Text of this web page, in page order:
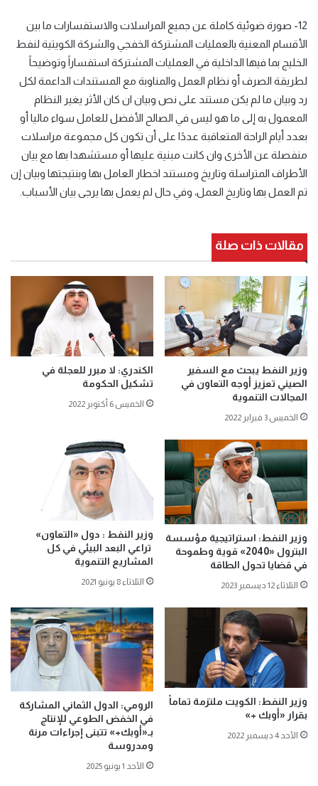
12- صورة ضوئية كاملة عن جميع المراسلات والاستفسارات ما بين
الأقسام المعنية بالعمليات المشتركة الخفجي والشركة الكويتية لنفط
الخليج بما فيها الداخلية في العمليات المشتركة استفساراً وتوضيحاً
لطريقة الصرف أو نظام العمل والمناوبة مع المستندات الداعمة لكل
رد وبيان ما لم يكن مستند على نص وبيان ان كان الأثر يغير النظام
المعمول به إلى ما هو ليس في الصالح الأفضل للعامل سواء ماليا أو
بعدد أيام الراحة المتعاقبة عددًا على أن تكون كل مجموعة مراسلات
منفصلة عن الأخرى وان كانت مبنية عليها أو مستشهدا بها مع بيان
الأطراف المتراسلة وتاريخ ومستند اخطار العامل بها وبنتيجتها وبيان إن
تم العمل بها وتاريخ العمل، وفي حال لم يعمل بها يرجى بيان الأسباب.
مقالات ذات صلة
وزير النفط يبحث مع السفير
الصيني تعزيز أوجه التعاون في
المجالات التنموية
الخميس 3 فبراير 2022
الكندري: لا مبرر للعجلة في
تشكيل الحكومة
الخميس 6 أكتوبر 2022
وزير النفط: استراتيجية مؤسسة
البترول «2040» قوية وطموحة
في قضايا تحول الطاقة
الثلاثاء 12 ديسمبر 2023
وزير النفط : دول «التعاون»
تراعي البعد البيئي في كل
المشاريع التنموية
الثلاثاء 8 يونيو 2021
وزير النفط: الكويت ملتزمة تماماً
بقرار «أوبك +»
الأحد 4 ديسمبر 2022
الرومي: الدول الثماني المشاركة
في الخفض الطوعي للإنتاج
بـ«أوبك+» تتبنى إجراءات مرنة
ومدروسة
الأحد 1 يونيو 2025